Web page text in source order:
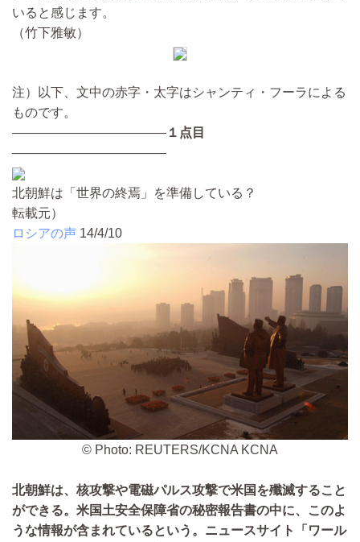
いると感じます。
（竹下雅敏）
注）以下、文中の赤字・太字はシャンティ・フーラによる
ものです。
―――――――――――― １点目
――――――――――――
北朝鮮は「世界の終焉」を準備している？
転載元）
ロシアの声 14/4/10
© Photo: REUTERS/KCNA KCNA
北朝鮮は、核攻撃や電磁パルス攻撃で米国を殲滅すること
ができる。米国土安全保障省の秘密報告書の中に、このよ
うな情報が含まれているという。ニュースサイト「ワール